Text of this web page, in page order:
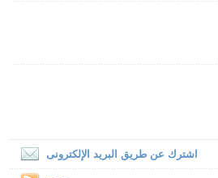
اشترك عن طريق البريد الإلكترونى